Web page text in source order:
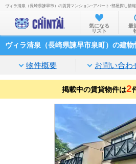
お部屋を探す
沿線・
家賃相場
通勤通
不動産
TOP
ヴィラ清泉（長崎県諫早市）の賃貸マンション･アパート･部屋探し情報
気になる
リスト
最
ヴィラ清泉（長崎県諫早市泉町）の建物
物件概要 お問い合わ
掲載中の賃貸物件は2